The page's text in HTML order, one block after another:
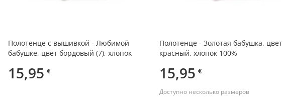
Полотенце с вышивкой - Любимой
бабушке, цвет бордовый (7), хлопок
15,95 €
Полотенце - Золотая бабушка, цвет
красный, хлопок 100%
15,95 €
Доступно несколько размеров